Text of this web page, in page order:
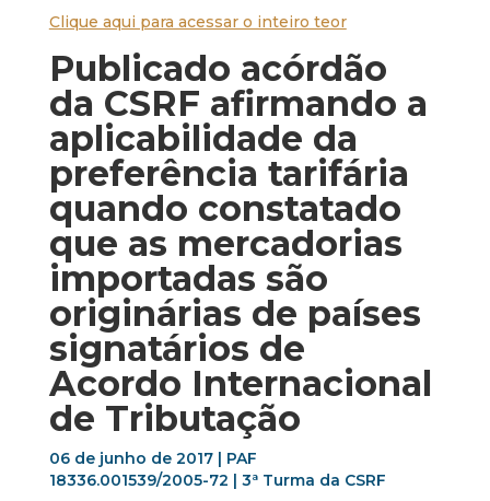
Clique aqui para acessar o inteiro teor
Publicado acórdão
da CSRF afirmando a
aplicabilidade da
preferência tarifária
quando constatado
que as mercadorias
importadas são
originárias de países
signatários de
Acordo Internacional
de Tributação
06 de junho de 2017 | PAF
18336.001539/2005-72 | 3ª Turma da CSRF